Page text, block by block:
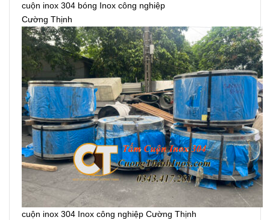
cuộn inox 304 bóng Inox công nghiệp
Cường Thịnh
cuộn inox 304 Inox công nghiệp Cường Thịnh